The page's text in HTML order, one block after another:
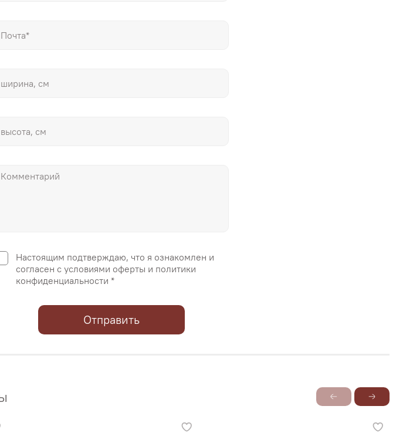
Настоящим подтверждаю, что я ознакомлен и
согласен с условиями оферты и политики
конфиденциальности *
Отправить